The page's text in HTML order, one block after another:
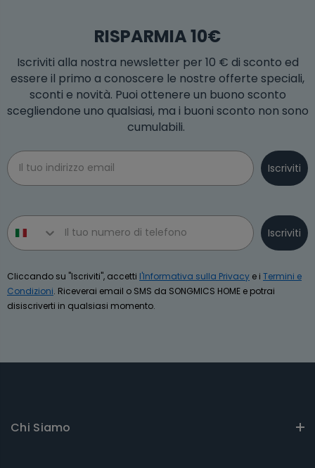
RISPARMIA 10€
Iscriviti alla nostra newsletter per 10 € di sconto ed
essere il primo a conoscere le nostre offerte speciali,
sconti e novità. Puoi ottenere un buono sconto
scegliendone uno qualsiasi, ma i buoni sconto non sono
cumulabili.
Email
Iscriviti
Phone number
Iscriviti
Cliccando su "Iscriviti", accetti l'Informativa sulla Privacy e i Termini e
Condizioni. Riceverai email o SMS da SONGMICS HOME e potrai
disiscriverti in qualsiasi momento.
Chi Siamo